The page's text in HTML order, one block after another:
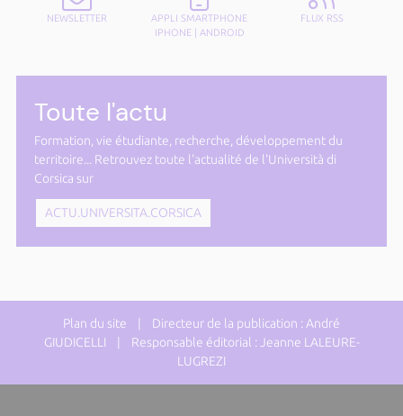
NEWSLETTER
APPLI SMARTPHONE
IPHONE
ANDROID
FLUX RSS
Toute l'actu
Formation, vie étudiante, recherche, développement du
territoire... Retrouvez toute l'actualité de l'Università di
Corsica sur
ACTU.UNIVERSITA.CORSICA
Plan du site | Directeur de la publication : André
GIUDICELLI | Responsable éditorial : Jeanne LALEURE-
LUGREZI